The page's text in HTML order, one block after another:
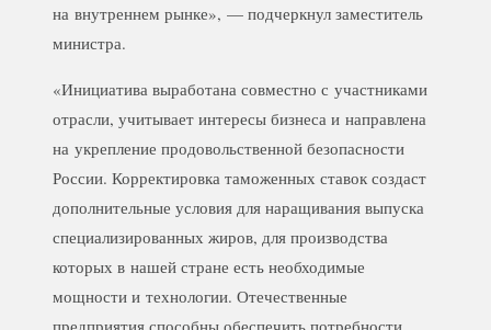
на внутреннем рынке», — подчеркнул заместитель
министра.
«Инициатива выработана совместно с участниками
отрасли, учитывает интересы бизнеса и направлена
на укрепление продовольственной безопасности
России. Корректировка таможенных ставок создаст
дополнительные условия для наращивания выпуска
специализированных жиров, для производства
которых в нашей стране есть необходимые
мощности и технологии. Отечественные
предприятия способны обеспечить потребности